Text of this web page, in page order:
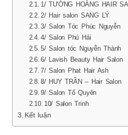
1/ TƯỜNG HOÀNG HAIR
2/ Hair salon SANG LÝ
3/ Salon Tóc Phúc Nguyễn
4/ Salon Phú Hải
5/ Salon tóc Nguyễn Thành
6/ Lavish Beauty Hair Salon
7/ Salon Phat Hair Ash
8/ HUY TRẦN – Hair Salon
9/ Salon Tố Quyên
10/ Salon Trinh
Kết luận